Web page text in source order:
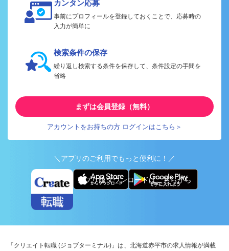
カンタン応募
事前にプロフィールを登録しておくことで、応募時の
入力が簡単に
検索条件の保存
繰り返し検索する条件を保存して、条件設定の手間を
省略
まずは会員登録（無料）
アカウントをお持ちの方 ログインはこちら＞
＼アプリのご利用でもっと便利に！／
アプリ版ダウンロードはこちらから
「クリエイト転職 (ジョブターミナル)」は、北海道赤平市の求人情報が満載